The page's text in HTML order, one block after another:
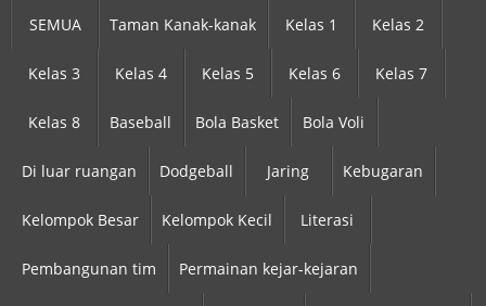
SEMUA Taman Kanak-kanak Kelas 1 Kelas 2
Kelas 3 Kelas 4 Kelas 5 Kelas 6 Kelas 7
Kelas 8 Baseball Bola Basket Bola Voli
Di luar ruangan Dodgeball Jaring Kebugaran
Kelompok Besar Kelompok Kecil Literasi
Pembangunan tim Permainan kejar-kejaran